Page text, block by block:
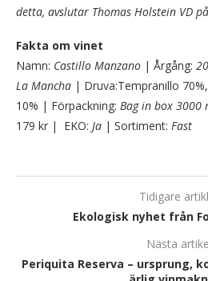
detta, avslutar Thomas Holstein VD
Fakta om vinet
Namn: Castillo Manzano | Årgång:
La Mancha | Druva:Tempranillo
10% | Förpackning: Bag in box 3000
179 kr | EKO: Ja | Sortiment: Fast
Tidigare
Ekologisk nyhet från
Nästa
Periquita Reserva – ursprung,